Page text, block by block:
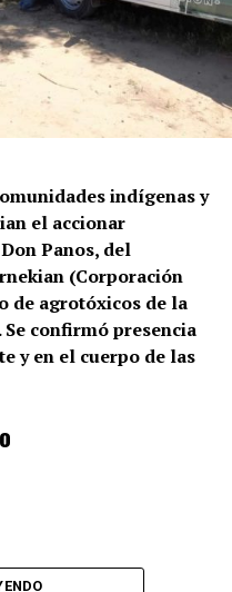
indígenas y
el accionar
Panos, del
(Corporación
de agrotóxicos de la
confirmó presencia
y en el cuerpo de las
fijar límites a las